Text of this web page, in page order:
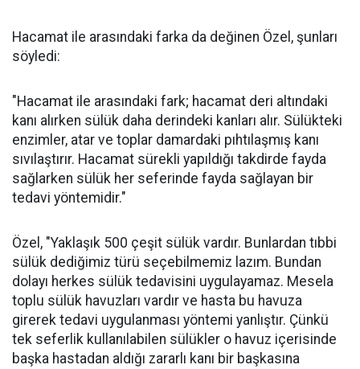
Hacamat ile arasındaki farka da değinen Özel, şunları
söyledi:
"Hacamat ile arasındaki fark; hacamat deri altındaki
kanı alırken sülük daha derindeki kanları alır. Sülükteki
enzimler, atar ve toplar damardaki pıhtılaşmış kanı
sıvılaştırır. Hacamat sürekli yapıldığı takdirde fayda
sağlarken sülük her seferinde fayda sağlayan bir
tedavi yöntemidir."
Özel, "Yaklaşık 500 çeşit sülük vardır. Bunlardan tıbbi
sülük dediğimiz türü seçebilmemiz lazım. Bundan
dolayı herkes sülük tedavisini uygulayamaz. Mesela
toplu sülük havuzları vardır ve hasta bu havuza
girerek tedavi uygulanması yöntemi yanlıştır. Çünkü
tek seferlik kullanılabilen sülükler o havuz içerisinde
başka hastadan aldığı zararlı kanı bir başkasına